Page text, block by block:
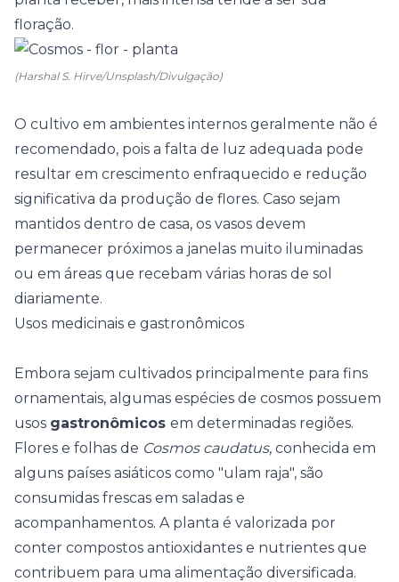
floração.
(Harshal S. Hirve/Unsplash/Divulgação)
O cultivo em ambientes internos geralmente não é
recomendado, pois a falta de luz adequada pode
resultar em crescimento enfraquecido e redução
significativa da produção de flores. Caso sejam
mantidos dentro de casa, os vasos devem
permanecer próximos a janelas muito iluminadas
ou em áreas que recebam várias horas de sol
diariamente.
Usos medicinais e gastronômicos
Embora sejam cultivados principalmente para fins
ornamentais, algumas espécies de cosmos possuem
usos gastronômicos em determinadas regiões.
Flores e folhas de Cosmos caudatus, conhecida em
alguns países asiáticos como "ulam raja", são
consumidas frescas em saladas e
acompanhamentos. A planta é valorizada por
conter compostos antioxidantes e nutrientes que
contribuem para uma alimentação diversificada.